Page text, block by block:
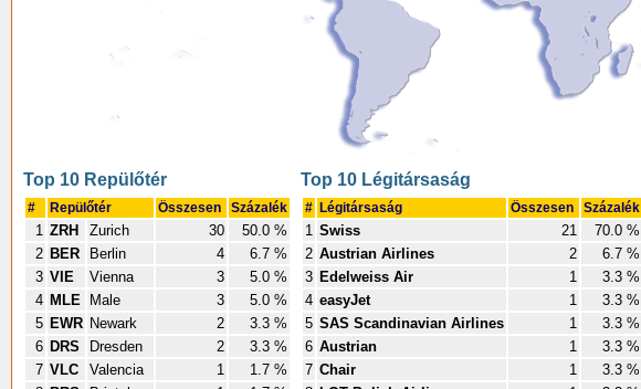
Top 10 Repülőtér
# Repülőtér Összesen Százalék
1 ZRH Zurich 30
50.0 %
2 BER Berlin 4
6.7 %
3 VIE Vienna 3
5.0 %
4 MLE Male 3
5.0 %
5 EWR Newark 2
3.3 %
6 DRS Dresden 2
3.3 %
7 VLC Valencia 1
1.7 %
Top 10 Légitársaság
# Légitársaság Összesen Százalék
1 Swiss 21
70.0 %
2 Austrian Airlines 2
6.7 %
3 Edelweiss Air 1
3.3 %
4 easyJet 1
3.3 %
5 SAS Scandinavian Airlines 1
3.3 %
6 Austrian 1
3.3 %
7 Chair 1
3.3 %